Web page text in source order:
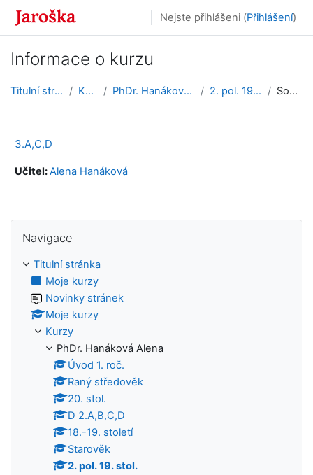
Přejít k hlavnímu obsahu
Nejste přihlášeni (Přihlášení)
Informace o kurzu
Titulní stránka Kurzy PhDr. Hanáková Alena 2. pol. 19. stol. Souhrn
3.A,C,D
Učitel:Alena Hanáková
Navigace
Titulní stránka
Moje kurzy
Novinky stránek
Moje kurzy
Kurzy
PhDr. Hanáková Alena
Úvod 1. roč.
Raný středověk
20. stol.
D 2.A,B,C,D
18.-19. století
Starověk
2. pol. 19. stol.